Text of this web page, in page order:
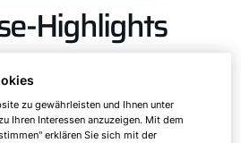
Highlights
zu gewährleisten und Ihnen unter
Ihren Interessen anzuzeigen. Mit dem
erklären Sie sich mit der